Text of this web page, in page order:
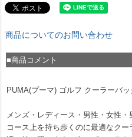
商品についてのお問い合わせ
■商品コメント
PUMA(プーマ) ゴルフ クーラーバッ
メンズ・レディース・男性・女性
コース上を持ち歩くのに最適なク